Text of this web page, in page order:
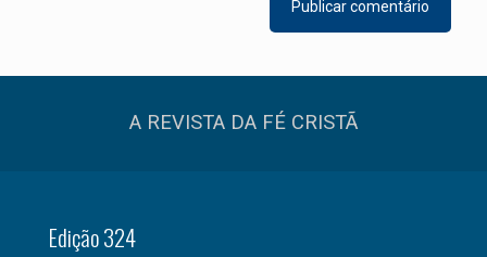
A REVISTA DA FÉ CRISTÃ
Edição 324